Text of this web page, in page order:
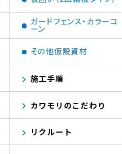
ガードフェンス・カラーコ
ーン
その他仮設資材
施工手順
カワモリのこだわり
リクルート